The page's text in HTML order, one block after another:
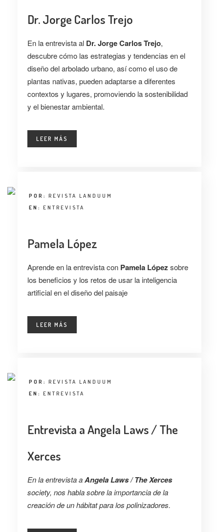
Dr. Jorge Carlos Trejo
En la entrevista al Dr. Jorge Carlos Trejo,
descubre cómo las estrategias y tendencias en el
diseño del arbolado urbano, así como el uso de
plantas nativas, pueden adaptarse a diferentes
contextos y lugares, promoviendo la sostenibilidad
y el bienestar ambiental.
LEER MÁS
POR: REVISTA LANDUUM
EN: ENTREVISTA
Pamela López
Aprende en la entrevista con Pamela López sobre
los beneficios y los retos de usar la inteligencia
artificial en el diseño del paisaje
LEER MÁS
POR: REVISTA LANDUUM
EN: ENTREVISTA
Entrevista a Angela Laws / The
Xerces
En la entrevista aAngela Laws / The Xerces
society, nos habla sobre la importancia de la
creación de un hábitat para los polinizadores.